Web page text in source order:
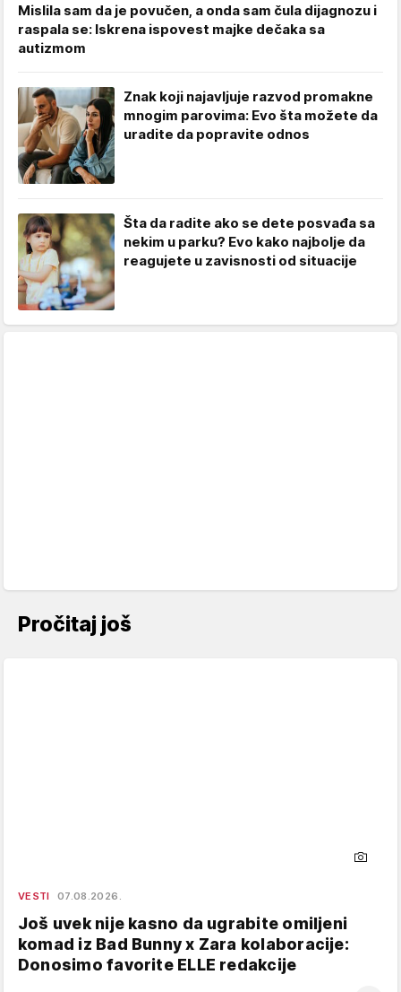
Mislila sam da je povučen, a onda sam čula dijagnozu i
raspala se: Iskrena ispovest majke dečaka sa
autizmom
Znak koji najavljuje razvod promakne
mnogim parovima: Evo šta možete da
uradite da popravite odnos
Šta da radite ako se dete posvađa sa
nekim u parku? Evo kako najbolje da
reagujete u zavisnosti od situacije
Pročitaj još
VESTI 07.08.2026.
Još uvek nije kasno da ugrabite omiljeni
komad iz Bad Bunny x Zara kolaboracije:
Donosimo favorite ELLE redakcije